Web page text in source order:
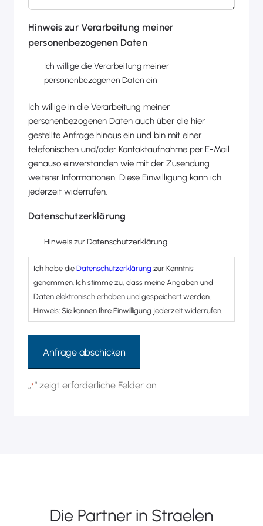
„*“ zeigt erforderliche Felder an
Hinweis zur Verarbeitung meiner
personenbezogenen Daten
Ich willige die Verarbeitung meiner
personenbezogenen Daten ein
Ich willige in die Verarbeitung meiner
personenbezogenen Daten auch über die hier
gestellte Anfrage hinaus ein und bin mit einer
telefonischen und/oder Kontaktaufnahme per E-Mail
genauso einverstanden wie mit der Zusendung
weiterer Informationen. Diese Einwilligung kann ich
jederzeit widerrufen.
Datenschutzerklärung
Hinweis zur Datenschutzerklärung
Ich habe die Datenschutzerklärung zur Kenntnis
genommen. Ich stimme zu, dass meine Angaben und
Daten elektronisch erhoben und gespeichert werden.
Hinweis: Sie können Ihre Einwilligung jederzeit widerrufen.
Alternative:
Die Partner in Straelen